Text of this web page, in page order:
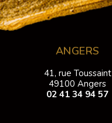
ANGERS
41, rue Toussaint
49100 Angers
02 41 34 94 57